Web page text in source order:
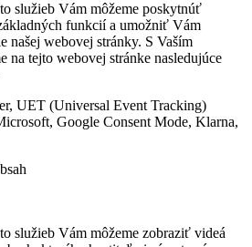
služieb Vám môžeme poskytnúť
funkcií a umožniť Vám
našej webovej stránky. S Vaším
na tejto webovej stránke nasledujúce
UET (Universal Event Tracking)
Google Consent Mode, Klarna,
služieb Vám môžeme zobraziť videá